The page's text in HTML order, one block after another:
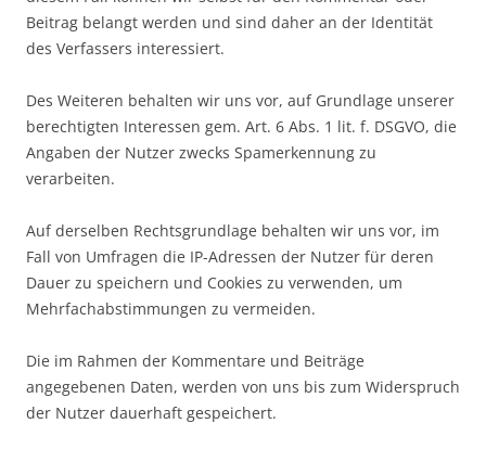
Beitrag belangt werden und sind daher an der Identität
des Verfassers interessiert.
Des Weiteren behalten wir uns vor, auf Grundlage unserer
berechtigten Interessen gem. Art. 6 Abs. 1 lit. f. DSGVO, die
Angaben der Nutzer zwecks Spamerkennung zu
verarbeiten.
Auf derselben Rechtsgrundlage behalten wir uns vor, im
Fall von Umfragen die IP-Adressen der Nutzer für deren
Dauer zu speichern und Cookies zu verwenden, um
Mehrfachabstimmungen zu vermeiden.
Die im Rahmen der Kommentare und Beiträge
angegebenen Daten, werden von uns bis zum Widerspruch
der Nutzer dauerhaft gespeichert.